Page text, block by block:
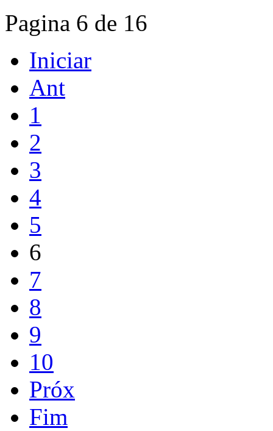
Pagina 6 de 16
Iniciar
Ant
1
2
3
4
5
6
7
8
9
10
Próx
Fim